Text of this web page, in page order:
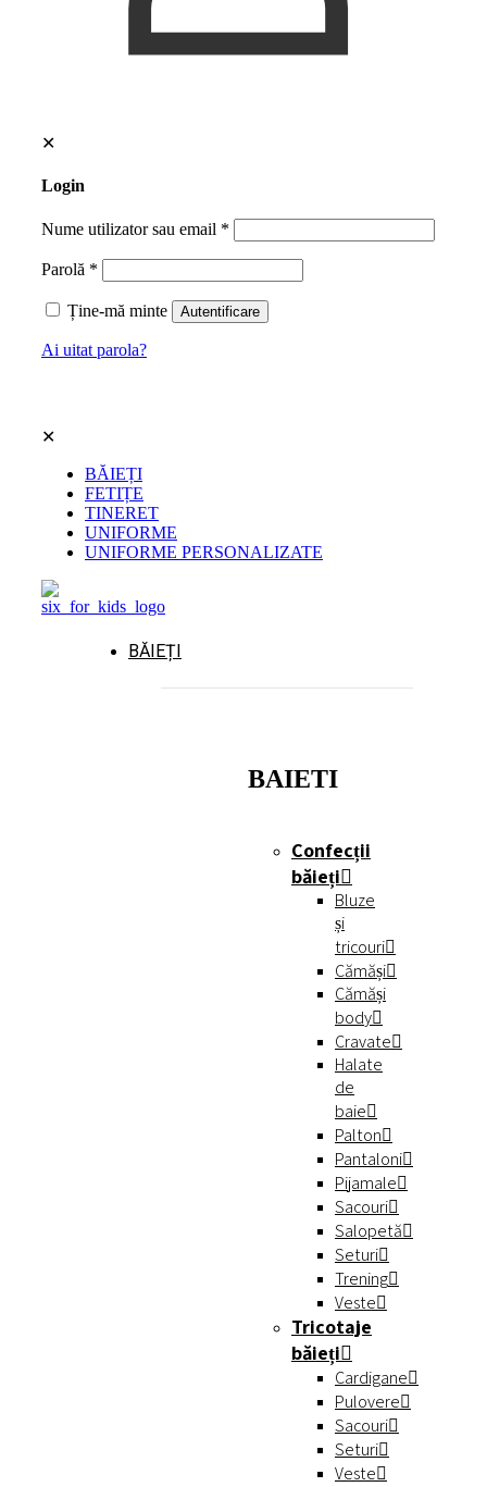
✕
Login
Nume utilizator sau email *
Parolă *
Ține-mă minte Autentificare
Ai uitat parola?
✕
BĂIEȚI
FETIȚE
TINERET
UNIFORME
UNIFORME PERSONALIZATE
BĂIEȚI
BAIETI
Confecții
băieți
Bluze
și
tricouri
Cămăși
Cămăși
body
Cravate
Halate
de
baie
Palton
Pantaloni
Pijamale
Sacouri
Salopetă
Seturi
Trening
Veste
Tricotaje
băieți
Cardigane
Pulovere
Sacouri
Seturi
Veste